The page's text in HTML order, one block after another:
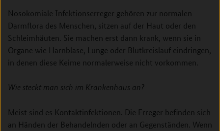
Nosokomiale Infektionserreger gehören zur normalen
Darmflora des Menschen, sitzen auf der Haut oder den
Schleimhäuten. Sie machen erst dann krank, wenn sie in
Organe wie Harnblase, Lunge oder Blutkreislauf eindringen,
in denen diese Keime normalerweise nicht vorkommen.
Wie steckt man sich im Krankenhaus an?
Meist sind es Kontaktinfektionen. Die Erreger befinden sich
an Händen der Behandelnden oder an Gegenständen. Wenn